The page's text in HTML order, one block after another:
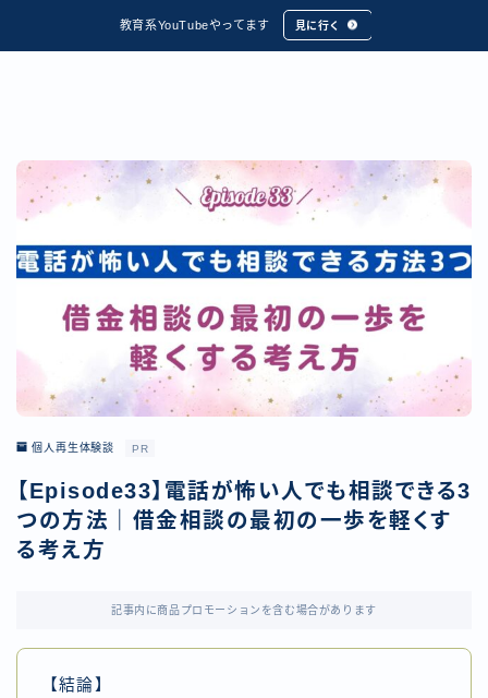
教育系YouTubeやってます 見に行く
個人再生体験談 PR
【Episode33】電話が怖い人でも相談できる3
つの方法｜借金相談の最初の一歩を軽くす
る考え方
記事内に商品プロモーションを含む場合があります
【結論】